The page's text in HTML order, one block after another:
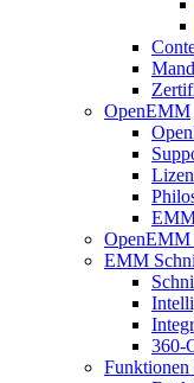
OpenEMM
OpenEMM
EMM
360-